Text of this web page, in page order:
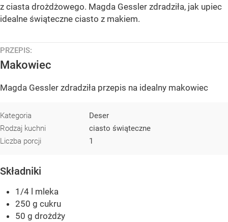
z ciasta drożdżowego. Magda Gessler zdradziła, jak upiec
idealne świąteczne ciasto z makiem.
PRZEPIS:
Makowiec
Magda Gessler zdradziła przepis na idealny makowiec
Kategoria
Deser
Rodzaj kuchni
ciasto świąteczne
Liczba porcji
1
Składniki
1/4 l mleka
250 g cukru
50 g drożdży